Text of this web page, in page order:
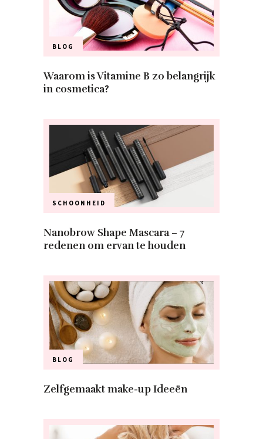
BLOG
Waarom is Vitamine B zo belangrijk
in cosmetica?
SCHOONHEID
Nanobrow Shape Mascara – 7
redenen om ervan te houden
BLOG
Zelfgemaakt make-up Ideeën